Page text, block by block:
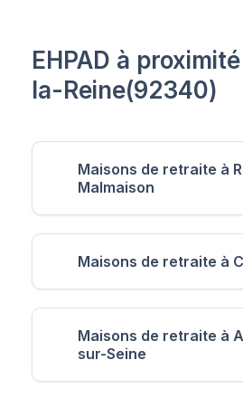
EHPAD à
la-Reine(92340)
Maisons de retraite à
Malmaison
Maisons de retraite à
Maisons de retraite à
sur-Seine